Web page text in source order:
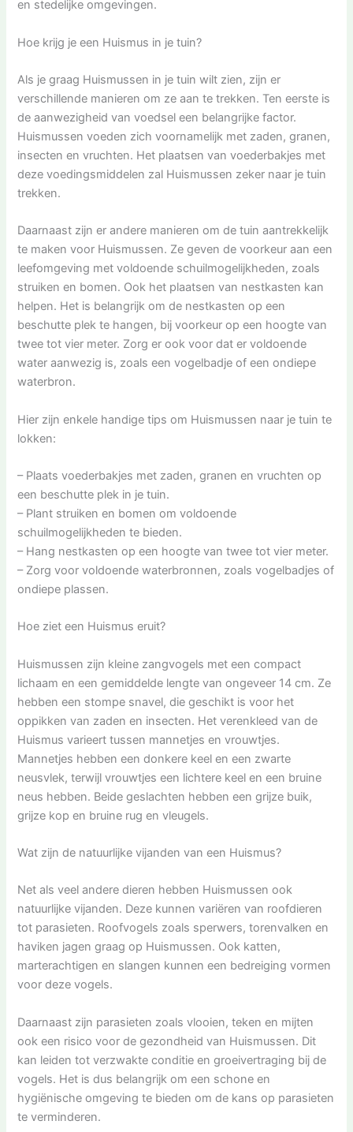
en stedelijke omgevingen.
Hoe krijg je een Huismus in je tuin?
Als je graag Huismussen in je tuin wilt zien, zijn er
verschillende manieren om ze aan te trekken. Ten eerste is
de aanwezigheid van voedsel een belangrijke factor.
Huismussen voeden zich voornamelijk met zaden, granen,
insecten en vruchten. Het plaatsen van voederbakjes met
deze voedingsmiddelen zal Huismussen zeker naar je tuin
trekken.
Daarnaast zijn er andere manieren om de tuin aantrekkelijk
te maken voor Huismussen. Ze geven de voorkeur aan een
leefomgeving met voldoende schuilmogelijkheden, zoals
struiken en bomen. Ook het plaatsen van nestkasten kan
helpen. Het is belangrijk om de nestkasten op een
beschutte plek te hangen, bij voorkeur op een hoogte van
twee tot vier meter. Zorg er ook voor dat er voldoende
water aanwezig is, zoals een vogelbadje of een ondiepe
waterbron.
Hier zijn enkele handige tips om Huismussen naar je tuin te
lokken:
– Plaats voederbakjes met zaden, granen en vruchten op
een beschutte plek in je tuin.
– Plant struiken en bomen om voldoende
schuilmogelijkheden te bieden.
– Hang nestkasten op een hoogte van twee tot vier meter.
– Zorg voor voldoende waterbronnen, zoals vogelbadjes of
ondiepe plassen.
Hoe ziet een Huismus eruit?
Huismussen zijn kleine zangvogels met een compact
lichaam en een gemiddelde lengte van ongeveer 14 cm. Ze
hebben een stompe snavel, die geschikt is voor het
oppikken van zaden en insecten. Het verenkleed van de
Huismus varieert tussen mannetjes en vrouwtjes.
Mannetjes hebben een donkere keel en een zwarte
neusvlek, terwijl vrouwtjes een lichtere keel en een bruine
neus hebben. Beide geslachten hebben een grijze buik,
grijze kop en bruine rug en vleugels.
Wat zijn de natuurlijke vijanden van een Huismus?
Net als veel andere dieren hebben Huismussen ook
natuurlijke vijanden. Deze kunnen variëren van roofdieren
tot parasieten. Roofvogels zoals sperwers, torenvalken en
haviken jagen graag op Huismussen. Ook katten,
marterachtigen en slangen kunnen een bedreiging vormen
voor deze vogels.
Daarnaast zijn parasieten zoals vlooien, teken en mijten
ook een risico voor de gezondheid van Huismussen. Dit
kan leiden tot verzwakte conditie en groeivertraging bij de
vogels. Het is dus belangrijk om een schone en
hygiënische omgeving te bieden om de kans op parasieten
te verminderen.